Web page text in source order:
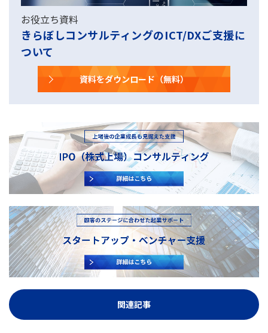
お役立ち資料
きらぼしコンサルティングのICT/DXご支援に
ついて
資料をダウンロード（無料）
関連記事